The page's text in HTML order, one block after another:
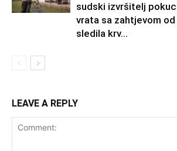
sudski izvršitelj
vrata sa zahtjevom
sledila krv...
LEAVE A REPLY